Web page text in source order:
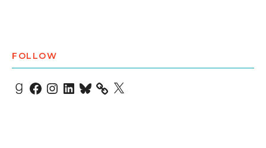
FOLLOW
Goodreads
Facebook
Instagram
LinkedIn
Bluesky X